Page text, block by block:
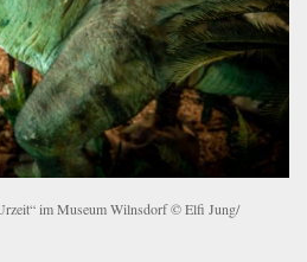
im Museum Wilnsdorf © Elfi Jung/